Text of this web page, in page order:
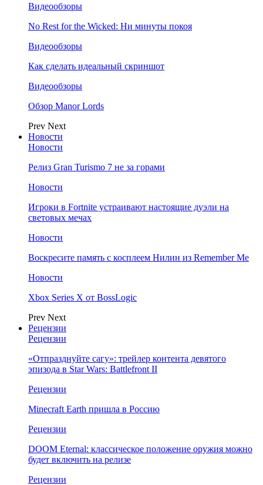
Видеообзоры
No Rest for the Wicked: Ни минуты покоя
Видеообзоры
Как сделать идеальный скриншот
Видеообзоры
Обзор Manor Lords
Prev Next
Новости
Новости
Релиз Gran Turismo 7 не за горами
Новости
Игроки в Fortnite устраивают настоящие дуэли на
световых мечах
Новости
Воскресите память с косплеем Нилин из Remember Me
Новости
Xbox Series X от BossLogic
Prev Next
Рецензии
Рецензии
«Отпразднуйте сагу»: трейлер контента девятого
эпизода в Star Wars: Battlefront II
Рецензии
Minecraft Earth пришла в Россию
Рецензии
DOOM Eternal: классическое положение оружия можно
будет включить на релизе
Рецензии